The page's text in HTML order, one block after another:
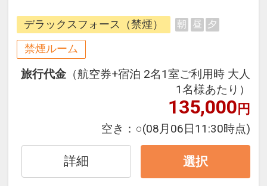
子レンジ完備で暮らすように過ごせ
るお部屋が人気
デラックスフォース（禁煙） 朝 昼 夕
禁煙ルーム
旅行代金 （航空券+宿泊 2名1室ご利用時 大人
1名様あたり）
135,000円
空き： ○(08月06日11:30時点)
詳細 選択